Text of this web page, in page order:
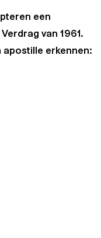
een
van 1961.
apostille erkennen: